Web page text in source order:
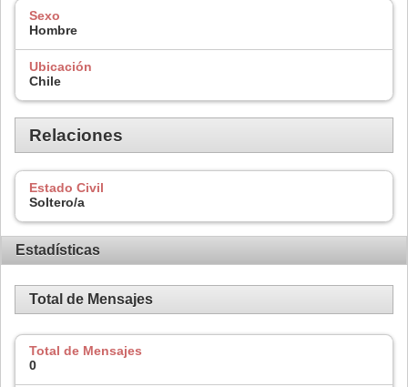
Sexo
Hombre
Ubicación
Chile
Relaciones
Estado Civil
Soltero/a
Estadísticas
Total de Mensajes
Total de Mensajes
0